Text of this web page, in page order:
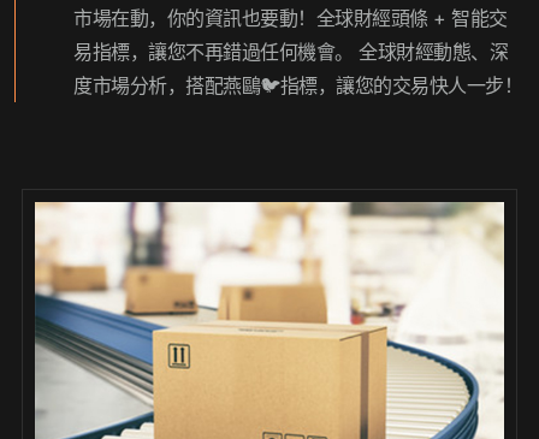
市場在動，你的資訊也要動！全球財經頭條 + 智能交
易指標，讓您不再錯過任何機會。 全球財經動態、深
度市場分析，搭配燕鷗🐦指標，讓您的交易快人一步！